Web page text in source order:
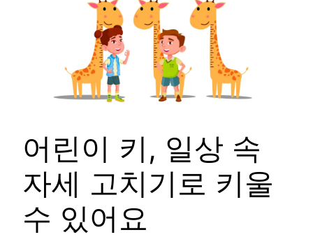
어린이 키, 일상 속
자세 고치기로 키울
수 있어요